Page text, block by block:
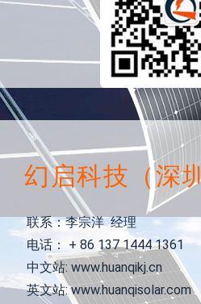
幻启科技（深
联系：李宗洋 经理
电话： + 86 137 1444 1361
中文站: www.huanqikj.cn
英文站: www.huanqisolar.com